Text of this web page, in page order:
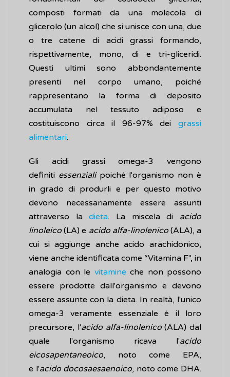
composti formati da una molecola di
glicerolo (un alcol) che si unisce con una, due
o tre catene di acidi grassi formando,
rispettivamente, mono, di e tri-gliceridi.
Questi ultimi sono abbondantemente
presenti nel corpo umano, poiché
rappresentano la forma di deposito
accumulata nel tessuto adiposo e
costituiscono circa il 96-97% dei grassi
alimentari.
Gli acidi grassi omega-3 vengono
definiti essenzialipoiché l'organismo non è
in grado di produrli e per questo motivo
devono necessariamente essere assunti
attraverso ladieta. La miscela di acido
linoleico (LA) e acido alfa-linolenico(ALA), a
cui si aggiunge anche acido arachidonico,
viene anche identificata come “Vitamina F", in
analogia con le vitamine che non possono
essere prodotte dall'organismo e devono
essere assunte con la dieta. In realtà, l'unico
omega-3 veramente essenziale è il loro
precursore, l'acido alfa-linolenico(ALA) dal
quale l'organismo ricava l'acido
eicosapentaneoico, noto come EPA,
e l'acido docosaesaenoico, noto come DHA.